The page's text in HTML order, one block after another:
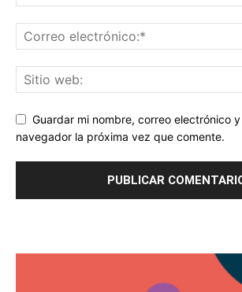
Guardar mi nombre, correo electrónico
navegador la próxima vez que comente.